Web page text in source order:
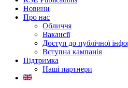
Новини
Про нас
Обличчя
Вакансії
Доступ до публічної
Вступна кампанія
Підтримка
Наші партнери